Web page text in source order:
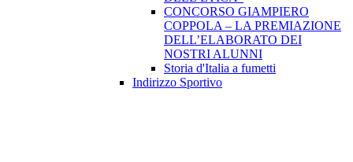
CONCORSO GIAMPIERO
COPPOLA – LA PREMIAZIONE
DELL’ELABORATO DEI
NOSTRI ALUNNI
Storia d'Italia a fumetti
Indirizzo Sportivo